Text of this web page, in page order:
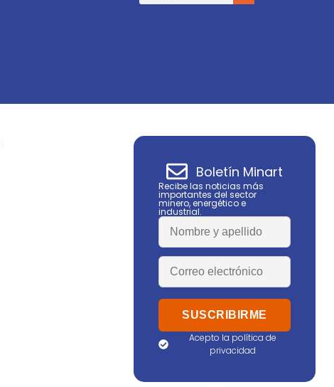
Boletín Minart
Recibe las noticias más
importantes del sector
minero, energético e
industrial.
Acepto la política de
privacidad